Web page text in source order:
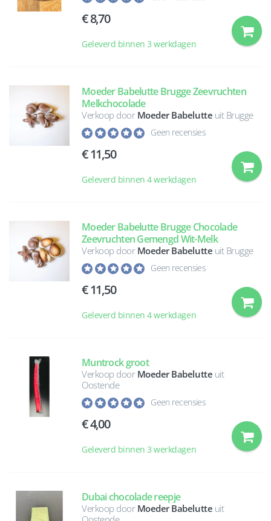
8,70
Geleverd binnen 3 werkdagen
Moeder Babelutte Brugge Zeevruchten
Melkchocolade
Verkoop door Moeder Babelutte uit Brugge
Geen recensies
11,50
Geleverd binnen 4 werkdagen
Moeder Babelutte Brugge Chocolade
Zeevruchten Gemengd Wit-Melk
Verkoop door Moeder Babelutte uit Brugge
Geen recensies
11,50
Geleverd binnen 4 werkdagen
Muntrock groot
Verkoop door Moeder Babelutte uit
Oostende
Geen recensies
4,00
Geleverd binnen 3 werkdagen
Dubai chocolade reepje
Verkoop door Moeder Babelutte uit